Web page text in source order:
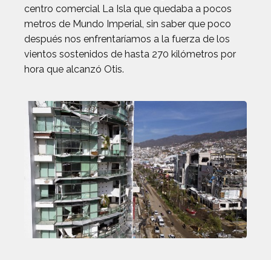
centro comercial La Isla que quedaba a pocos
metros de Mundo Imperial, sin saber que poco
después nos enfrentaríamos a la fuerza de los
vientos sostenidos de hasta 270 kilómetros por
hora que alcanzó Otis.